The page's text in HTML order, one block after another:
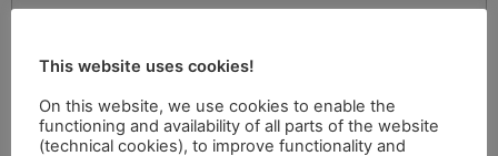
This website uses cookies!
On this website, we use cookies to enable the
functioning and availability of all parts of the website
(technical cookies), to improve functionality and